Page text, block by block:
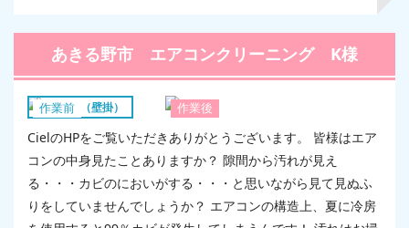
あきる野市 エアコンクリーニング K様
作業前 作業後
エアコン（壁掛）
CielのHPをご覧いただきありがとうございます。 皆様はエア
コンの中身見たことありますか？ 隙間から汚れが見え
る・・・カビのにおいがする・・・と思いながら見て見ぬふ
りをしていませんでしょうか？ エアコンの構造上、夏に冷房